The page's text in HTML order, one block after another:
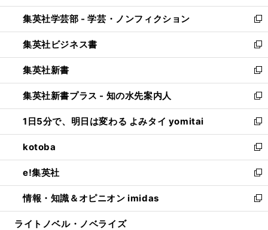
開
く
ウ
で
開
く
ン
ド
ウ
で
開
く
ウ
ィ
ン
ド
ウ
で
開
く
集英社学芸部 - 学芸・ノンフィクション
新
し
い
ウ
ィ
ン
ド
ウ
で
開
く
集英社ビジネス書
新
し
い
ウ
ィ
ン
ド
ウ
で
開
く
集英社新書
新
し
い
ウ
ィ
ン
ド
ウ
で
開
く
集英社新書プラス - 知の水先案内人
新
し
い
ウ
ィ
ン
ド
ウ
で
開
1日5分で、明日は変わる よみタイ yomitai
新
し
い
ウ
ィ
ン
ド
ウ
kotoba
新
し
い
ウ
ィ
ン
e!集英社
新
し
い
ウ
情報・知識＆オピニオン imidas
新
し
ライトノベル・ノベライズ